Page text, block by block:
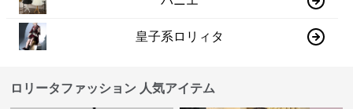
皇子系ロリィタ
ロリータファッション 人気アイテム